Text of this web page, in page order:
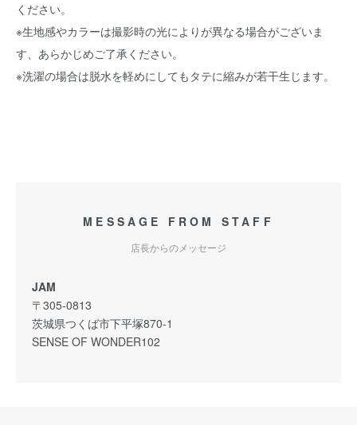
ください。
※生地感やカラーは撮影時の光によりが異なる場合がございま
す、あらかじめご了承ください。
※洗濯の場合は脱水を軽めにしてもタテに縮みが若干生じます。
MESSAGE FROM STAFF
店長からのメッセージ
JAM
〒305-0813
茨城県つくば市下平塚870-1
SENSE OF WONDER102